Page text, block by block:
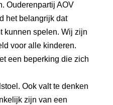
Ouderenpartij AOV
het belangrijk dat
kunnen spelen. Wij zijn
voor alle kinderen.
een beperking die zich
Ook valt te denken
zijn van een